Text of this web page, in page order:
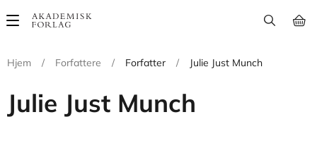
Main
Hjem
/ Forfattere / Forfatter / Julie Just Munch
Julie Just Munch